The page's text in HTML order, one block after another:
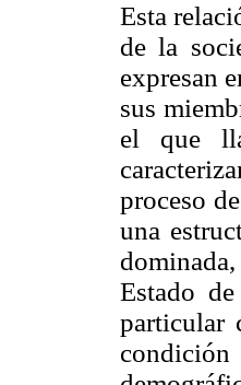
Esta
de la
expresan
sus
el que
proceso
una
Estado
particular